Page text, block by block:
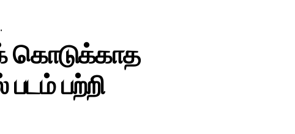
கொடுக்காத
பற்றி